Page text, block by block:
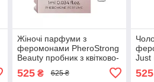
Жіночі парфуми з
феромонами PheroStrong
Beauty пробник з квітково-
східним ароматом, 1 мл
525₴ 625 ₴
Just
мл
525